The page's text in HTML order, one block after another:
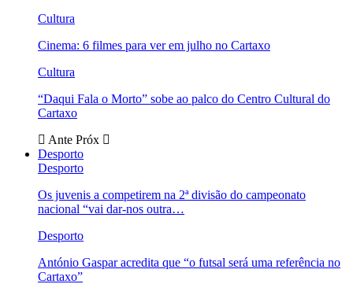
Cultura
Cinema: 6 filmes para ver em julho no Cartaxo
Cultura
“Daqui Fala o Morto” sobe ao palco do Centro Cultural do
Cartaxo
Ante Próx
Desporto
Desporto
Os juvenis a competirem na 2ª divisão do campeonato
nacional “vai dar-nos outra…
Desporto
António Gaspar acredita que “o futsal será uma referência no
Cartaxo”